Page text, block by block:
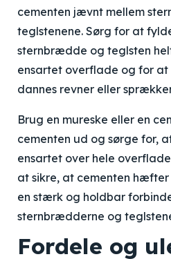
cementen jævnt mellem
teglstenene. Sørg for at
sternbrædde og teglsten
ensartet overflade og for
dannes revner eller
Brug en mureske eller en
cementen ud og sørge for,
ensartet over hele
at sikre, at cementen
en stærk og holdbar
sternbrædderne og
Fordele og